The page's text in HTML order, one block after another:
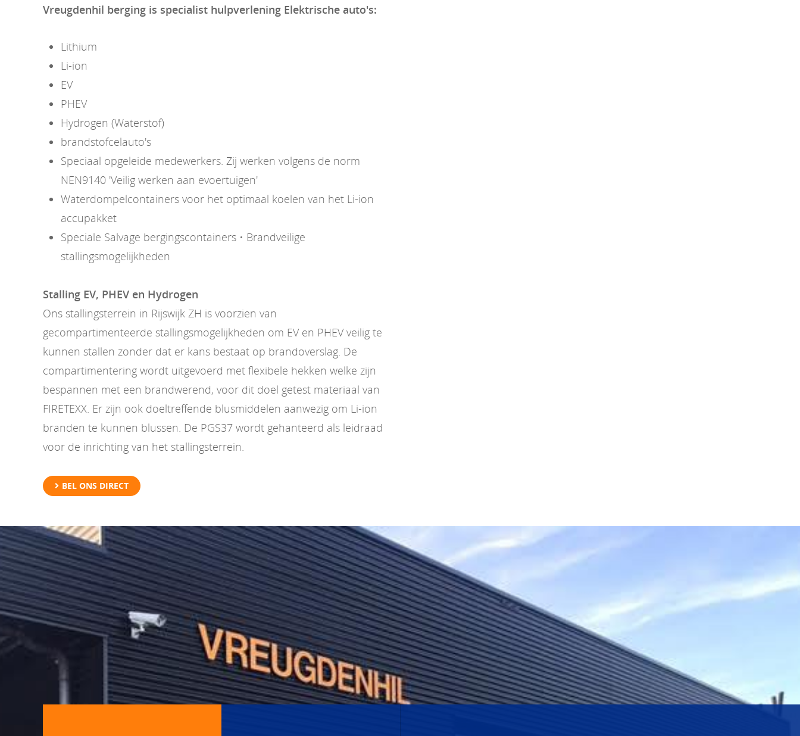
Vreugdenhil berging is specialist hulpverlening Elektrische auto's:
Lithium
Li-ion
EV
PHEV
Hydrogen (Waterstof)
brandstofcelauto's
Speciaal opgeleide medewerkers. Zij werken volgens de norm
NEN9140 'Veilig werken aan evoertuigen'
Waterdompelcontainers voor het optimaal koelen van het Li-ion
accupakket
Speciale Salvage bergingscontainers • Brandveilige
stallingsmogelijkheden
Stalling EV, PHEV en Hydrogen
Ons stallingsterrein in Rijswijk ZH is voorzien van
gecompartimenteerde stallingsmogelijkheden om EV en PHEV veilig te
kunnen stallen zonder dat er kans bestaat op brandoverslag. De
compartimentering wordt uitgevoerd met flexibele hekken welke zijn
bespannen met een brandwerend, voor dit doel getest materiaal van
FIRETEXX. Er zijn ook doeltreffende blusmiddelen aanwezig om Li-ion
branden te kunnen blussen. De PGS37 wordt gehanteerd als leidraad
voor de inrichting van het stallingsterrein.
BEL ONS DIRECT